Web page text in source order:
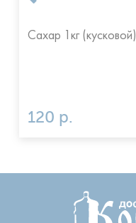
Сахар 1кг (кусковой)
120 р.